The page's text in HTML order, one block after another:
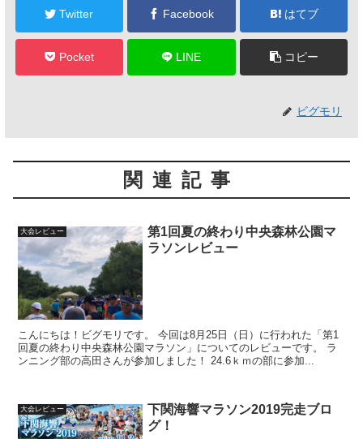
Twitter Facebook はてブ
Pocket LINE コピー
ビグモリ
関連記事
大会レビュー
第1回夏の終わり中央森林公園マ
ラソンレビュー
こんにちは！ビグモリです。 今回は8月25日（日）に行われた「第1
回夏の終わり中央森林公園マラソン」についてのレビューです。 ラ
ンニング部の高田さんが参加しました！ 24.6ｋｍの部に参加...
大会レビュー
下関海響マラソン2019完走ブロ
グ！